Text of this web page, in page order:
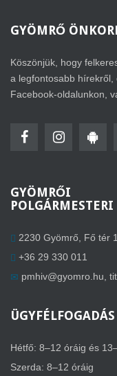
GYÖMRŐ
Köszönjük, hogy
a legfontosabb hírekről,
Facebook-oldalunkon,
GYÖMRŐI
2230 Gyömrő, Fő tér 1.
+36 29 330 011
pmhiv@gyomro.hu
ÜGYFÉLFOGADÁS
Hétfő: 8–12 óráig és
Szerda: 8–12 óráig